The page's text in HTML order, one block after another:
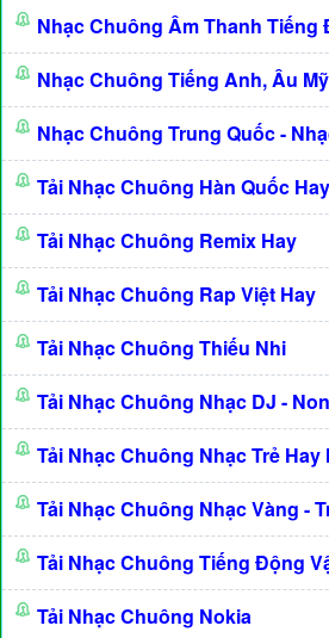
Nhạc Chuông Âm Thanh Tiếng
Nhạc Chuông Tiếng Anh, Âu
Nhạc Chuông Trung Quốc -
Tải Nhạc Chuông Hàn Quốc
Tải Nhạc Chuông Remix Hay
Tải Nhạc Chuông Rap Việt Hay
Tải Nhạc Chuông Thiếu Nhi
Tải Nhạc Chuông Nhạc DJ -
Tải Nhạc Chuông Nhạc Trẻ Hay
Tải Nhạc Chuông Nhạc Vàng -
Tải Nhạc Chuông Tiếng Động
Tải Nhạc Chuông Nokia